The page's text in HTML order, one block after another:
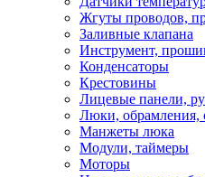
Жгуты проводов,
Заливные клапана
Инструмент,
Конденсаторы
Крестовины
Лицевые панели,
Люки, обрамления,
Манжеты люка
Модули, таймеры
Моторы